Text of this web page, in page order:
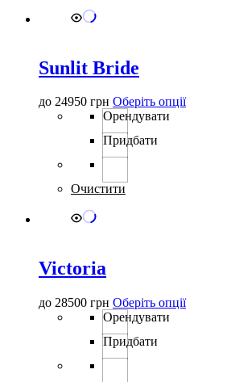
Sunlit Bride
до 24950 грн Оберіть опціїЦей
Орендувати
Придбати
Очистити
Victoria
до 28500 грн Оберіть опціїЦей
Орендувати
Придбати